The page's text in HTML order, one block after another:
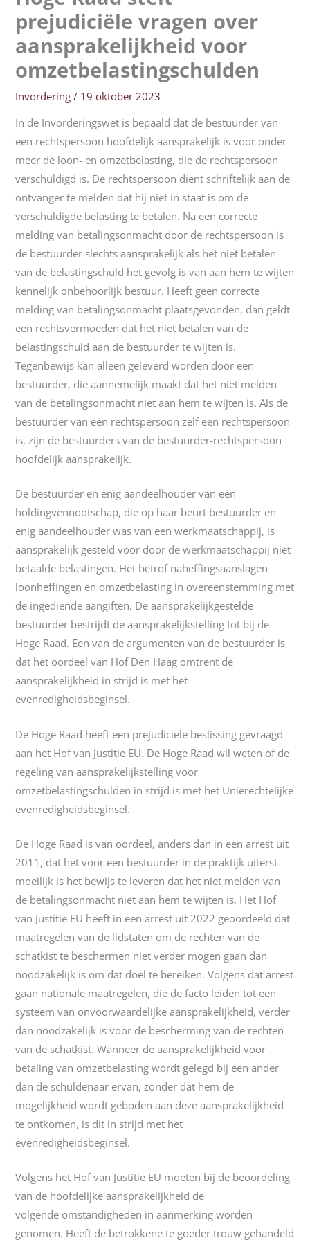
prejudiciële vragen over
aansprakelijkheid voor
omzetbelastingschulden
Invordering / 19 oktober 2023
In de Invorderingswet is bepaald dat de bestuurder van
een rechtspersoon hoofdelijk aansprakelijk is voor onder
meer de loon- en omzetbelasting, die de rechtspersoon
verschuldigd is. De rechtspersoon dient schriftelijk aan de
ontvanger te melden dat hij niet in staat is om de
verschuldigde belasting te betalen. Na een correcte
melding van betalingsonmacht door de rechtspersoon is
de bestuurder slechts aansprakelijk als het niet betalen
van de belastingschuld het gevolg is van aan hem te wijten
kennelijk onbehoorlijk bestuur. Heeft geen correcte
melding van betalingsonmacht plaatsgevonden, dan geldt
een rechtsvermoeden dat het niet betalen van de
belastingschuld aan de bestuurder te wijten is.
Tegenbewijs kan alleen geleverd worden door een
bestuurder, die aannemelijk maakt dat het niet melden
van de betalingsonmacht niet aan hem te wijten is. Als de
bestuurder van een rechtspersoon zelf een rechtspersoon
is, zijn de bestuurders van de bestuurder-rechtspersoon
hoofdelijk aansprakelijk.
De bestuurder en enig aandeelhouder van een
holdingvennootschap, die op haar beurt bestuurder en
enig aandeelhouder was van een werkmaatschappij, is
aansprakelijk gesteld voor door de werkmaatschappij niet
betaalde belastingen. Het betrof naheffingsaanslagen
loonheffingen en omzetbelasting in overeenstemming met
de ingediende aangiften. De aansprakelijkgestelde
bestuurder bestrijdt de aansprakelijkstelling tot bij de
Hoge Raad. Een van de argumenten van de bestuurder is
dat het oordeel van Hof Den Haag omtrent de
aansprakelijkheid in strijd is met het
evenredigheidsbeginsel.
De Hoge Raad heeft een prejudiciële beslissing gevraagd
aan het Hof van Justitie EU. De Hoge Raad wil weten of de
regeling van aansprakelijkstelling voor
omzetbelastingschulden in strijd is met het Unierechtelijke
evenredigheidsbeginsel.
De Hoge Raad is van oordeel, anders dan in een arrest uit
2011, dat het voor een bestuurder in de praktijk uiterst
moeilijk is het bewijs te leveren dat het niet melden van
de betalingsonmacht niet aan hem te wijten is. Het Hof
van Justitie EU heeft in een arrest uit 2022 geoordeeld dat
maatregelen van de lidstaten om de rechten van de
schatkist te beschermen niet verder mogen gaan dan
noodzakelijk is om dat doel te bereiken. Volgens dat arrest
gaan nationale maatregelen, die de facto leiden tot een
systeem van onvoorwaardelijke aansprakelijkheid, verder
dan noodzakelijk is voor de bescherming van de rechten
van de schatkist. Wanneer de aansprakelijkheid voor
betaling van omzetbelasting wordt gelegd bij een ander
dan de schuldenaar ervan, zonder dat hem de
mogelijkheid wordt geboden aan deze aansprakelijkheid
te ontkomen, is dit in strijd met het
evenredigheidsbeginsel.
Volgens het Hof van Justitie EU moeten bij de beoordeling
van de hoofdelijke aansprakelijkheid de
volgende omstandigheden in aanmerking worden
genomen. Heeft de betrokkene te goeder trouw gehandeld